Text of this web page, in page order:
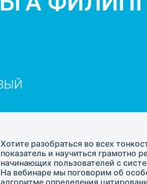
Хотите разобраться во всех
показатель и научиться грамотно
начинающих пользователей с
На вебинаре мы поговорим об
алгоритме определения